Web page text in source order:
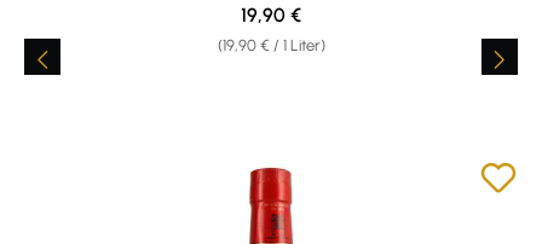
(19,90 € / 1 Liter)
Regulärer Preis:
19,90 €